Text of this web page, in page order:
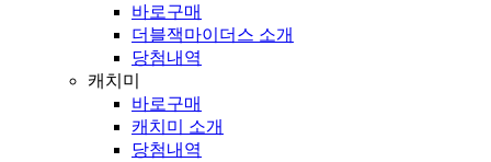
바로구매
더블잭마이더스 소개
당첨내역
캐치미
바로구매
캐치미 소개
당첨내역